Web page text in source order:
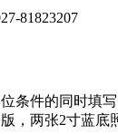
81823207
条件的同时填
，两张2寸蓝底